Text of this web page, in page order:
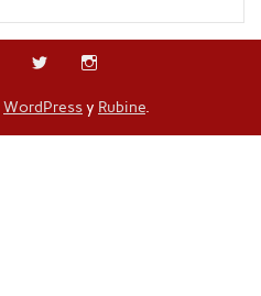
WordPressy Rubine